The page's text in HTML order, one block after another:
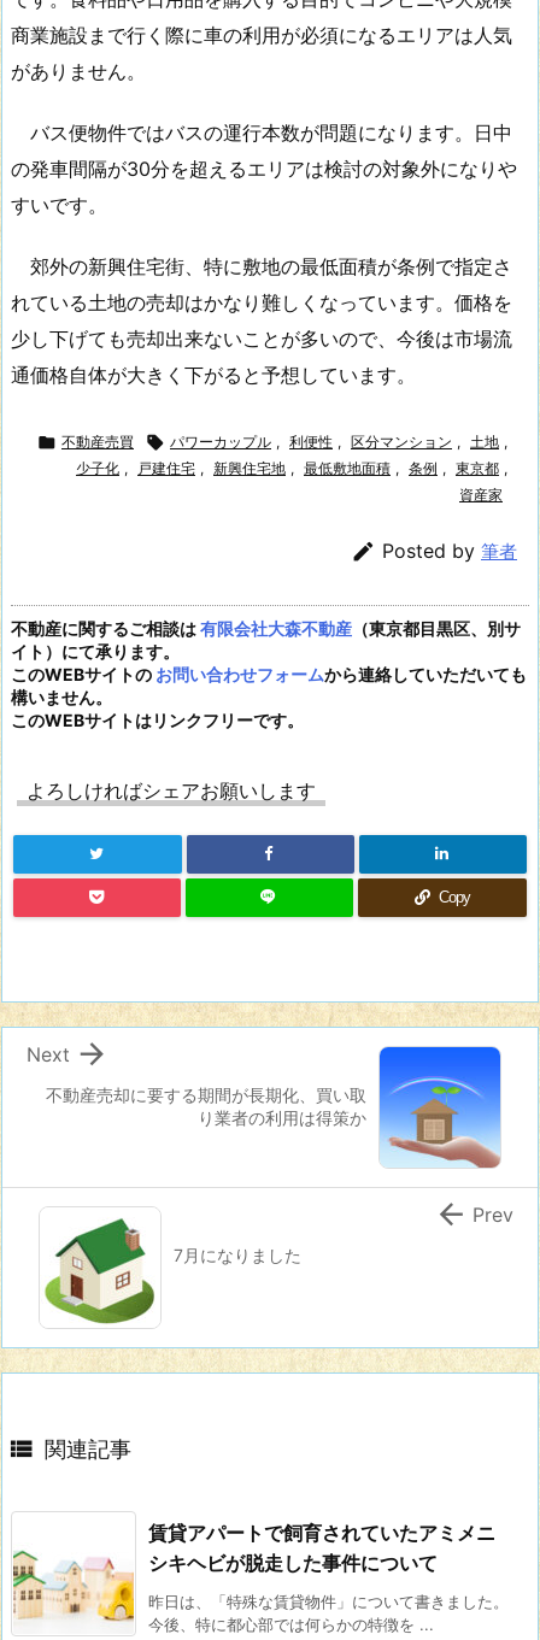
商業施設まで行く際に車の利用が必須になるエリアは人気
がありません。
バス便物件ではバスの運行本数が問題になります。日中
の発車間隔が30分を超えるエリアは検討の対象外になりや
すいです。
郊外の新興住宅街、特に敷地の最低面積が条例で指定さ
れている土地の売却はかなり難しくなっています。価格を
少し下げても売却出来ないことが多いので、今後は市場流
通価格自体が大きく下がると予想しています。
 不動産売買  パワーカップル , 利便性 , 区分マンション , 土地 ,
少子化 , 戸建住宅 , 新興住宅地 , 最低敷地面積 , 条例 , 東京都 ,
資産家
 Posted by 筆者
不動産に関するご相談は有限会社大森不動産 （東京都目黒区、別サ
イト）にて承ります。
このWEBサイトの お問い合わせフォームから連絡していただいても
構いません。
このWEBサイトはリンクフリーです。
よろしければシェアお願いします
Copy
不動産売却に要する期間が長期化、買い取
り業者の利用は得策か

Next
7月になりました
 Prev
 関連記事
賃貸アパートで飼育されていたアミメニ
シキヘビが脱走した事件について
昨日は、「特殊な賃貸物件」について書きました。
今後、特に都心部では何らかの特徴を ...